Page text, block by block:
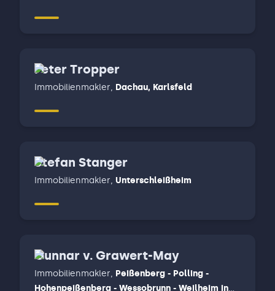
Sauerlach
Peter Tropper
Immobilienmakler, Dachau, Karlsfeld
Stefan Stanger
Immobilienmakler, Unterschleißheim
Gunnar v. Grawert-May
Immobilienmakler, Peißenberg - Polling -
Hohenpeißenberg - Wessobrunn - Weilheim in